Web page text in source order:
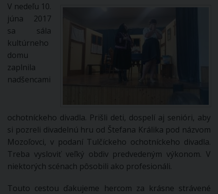
COVID-19
PROJEKT HUSKROUA 1702/3.1/0082
V nedeľu 10.
júna 2017
sa sála
kultúrneho
domu
zaplnila
nadšencami
ochotníckeho divadla. Prišli deti, dospelí aj senióri, aby
si pozreli divadelnú hru od Štefana Králika pod názvom
Mozoľovci, v podaní Tulčíckeho ochotníckeho divadla.
Treba vysloviť veľký obdiv predvedeným výkonom. V
niektorých scénach pôsobili ako profesionáli.
Touto cestou ďakujeme hercom za krásne strávené